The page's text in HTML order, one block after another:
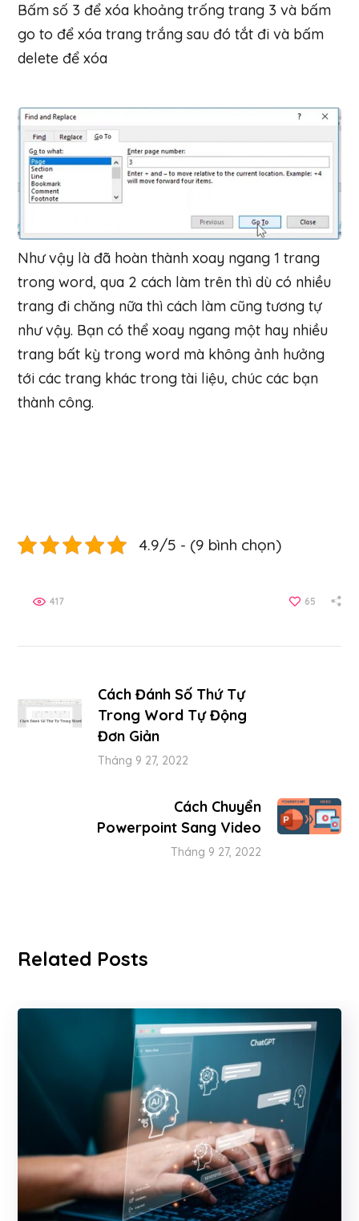
Bấm số 3 để xóa khoảng trống trang 3 và bấm
go to để xóa trang trắng sau đó tắt đi và bấm
delete để xóa
Như vậy là đã hoàn thành xoay ngang 1 trang
trong word, qua 2 cách làm trên thì dù có nhiều
trang đi chăng nữa thì cách làm cũng tương tự
như vậy. Bạn có thể xoay ngang một hay nhiều
trang bất kỳ trong word mà không ảnh hưởng
tới các trang khác trong tài liệu, chúc các bạn
thành công.
4.9/5 - (9 bình chọn)
65
417
Cách Đánh Số Thứ Tự
Trong Word Tự Động
Đơn Giản
Tháng 9 27, 2022
Cách Chuyển
Powerpoint Sang Video
Tháng 9 27, 2022
Related Posts